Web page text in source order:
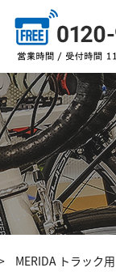
MERIDA トラック